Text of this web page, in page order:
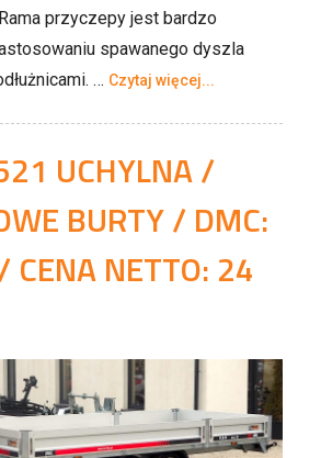
przyczepy jest bardzo
spawanego dyszla
… Czytaj więcej...
UCHYLNA /
BURTY / DMC:
NETTO: 24